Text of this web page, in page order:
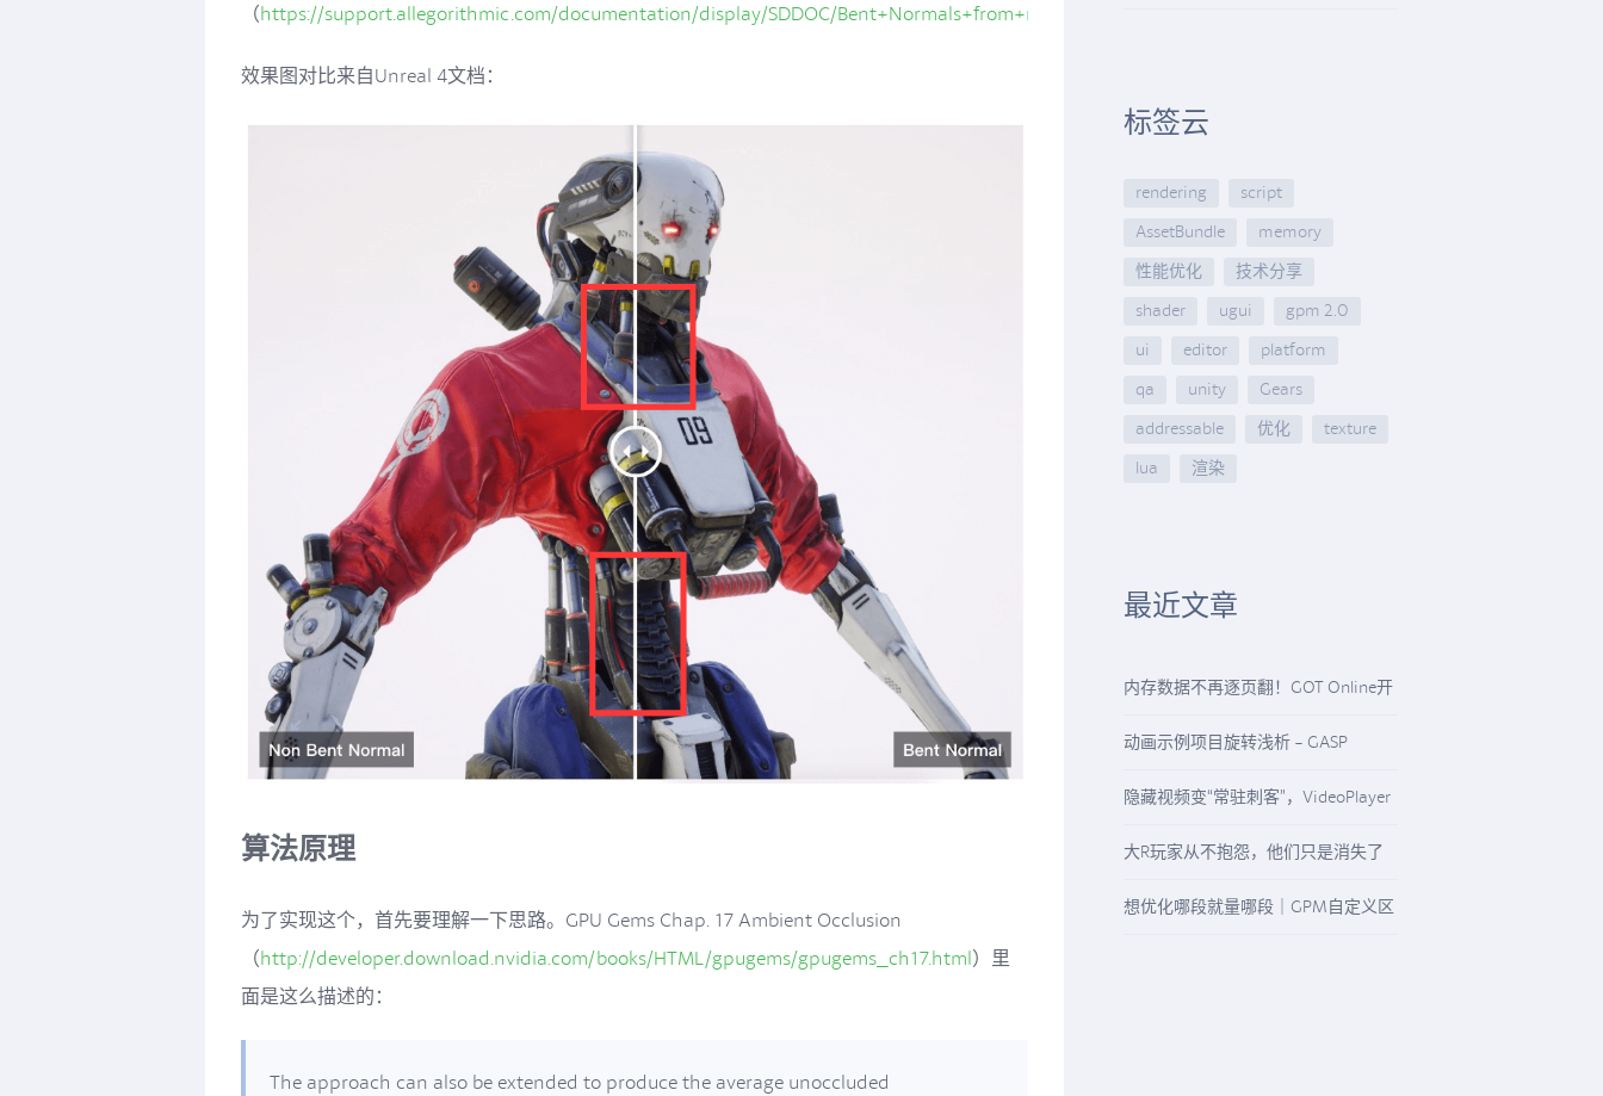
（https://support.allegorithmic.com/documentation/display/SDDOC/Bent+Normals+from+mesh
效果图对比来自Unreal 4文档：
算法原理
为了实现这个，首先要理解一下思路。GPU Gems Chap. 17 Ambient Occlusion
（http://developer.download.nvidia.com/books/HTML/gpugems/gpugems_ch17.html）里
面是这么描述的：
The approach can also be extended to produce the average unoccluded
标签云
rendering
script
AssetBundle
memory
性能优化
技术分享
shader
ugui
gpm 2.0
ui
editor
platform
qa
unity
Gears
addressable
优化
texture
lua
渲染
最近文章
内存数据不再逐页翻！GOT Online开
启“精准降本增效”模式
动画示例项目旋转浅析 - GASP
Rotation
隐藏视频变“常驻刺客”，VideoPlayer
与“N/A”纹理该怎么查
大R玩家从不抱怨，他们只是消失了
想优化哪段就量哪段｜GPM自定义区